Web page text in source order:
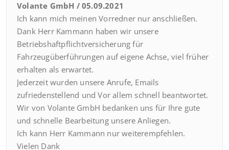
Volante GmbH / 05.09.2021
Ich kann mich meinen Vorredner nur anschließen.
Dank Herr Kammann haben wir unsere
Betriebshaftpflichtversicherung für
Fahrzeugüberführungen auf eigene Achse, viel früher
erhalten als erwartet.
Jederzeit wurden unsere Anrufe, Emails
zufriedenstellend und Vor allem schnell beantwortet.
Wir von Volante GmbH bedanken uns für Ihre gute
und schnelle Bearbeitung unsere Anliegen.
Ich kann Herr Kammann nur weiterempfehlen.
Vielen Dank